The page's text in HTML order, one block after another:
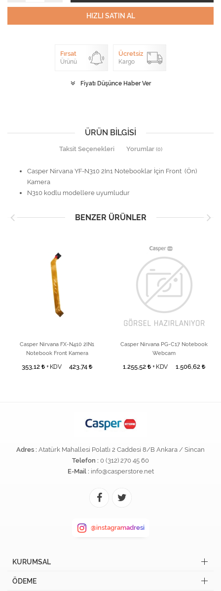
HIZLI SATIN AL
Fırsat
Ürünü
Ücretsiz
Kargo
Fiyatı Düşünce Haber Ver
ÜRÜN BILGISI
Taksit Seçenekleri Yorumlar (0)
Casper Nirvana YF-N310 2In1 Notebooklar İçin Front (Ön)
Kamera
N310 kodlu modellere uyumludur
BENZER ÜRÜNLER
Casper Nirvana FX-N410 2IN1
Notebook Front Kamera
353,12 + KDV 423,74
Casper Nirvana PG-C17 Notebook
Webcam
1.255,52 + KDV 1.506,62
Adres : Atatürk Mahallesi Polatlı 2 Caddesi 8/B Ankara / Sincan
Telefon : 0 (312) 270 45 60
E-Mail : info@casperstore.net
@instagramadresi
KURUMSAL
ÖDEME